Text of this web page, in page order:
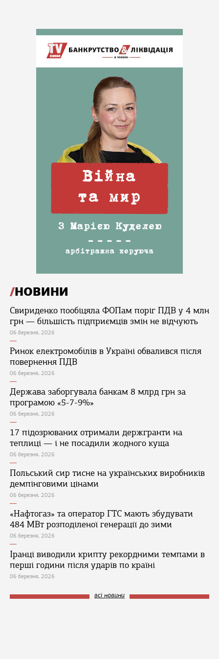
НОВИНИ
Свириденко пообіцяла ФОПам поріг ПДВ у 4 млн
грн — більшість підприємців змін не відчують
06 березня, 2026
Ринок електромобілів в Україні обвалився після
повернення ПДВ
06 березня, 2026
Держава заборгувала банкам 8 млрд грн за
програмою «5-7-9%»
06 березня, 2026
17 підозрюваних отримали держгранти на
теплиці — і не посадили жодного куща
06 березня, 2026
Польський сир тисне на українських виробників
демпінговими цінами
06 березня, 2026
«Нафтогаз» та оператор ГТС мають збудувати
484 МВт розподіленої генерації до зими
06 березня, 2026
Іранці виводили крипту рекордними темпами в
перші години після ударів по країні
06 березня, 2026
всі новини